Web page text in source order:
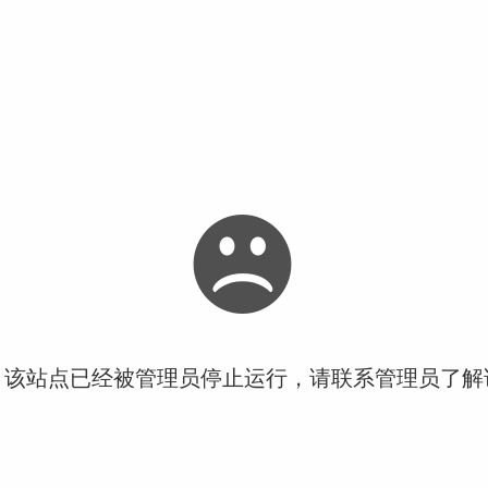
站点已经被管理员停止运行，请联系管理员了